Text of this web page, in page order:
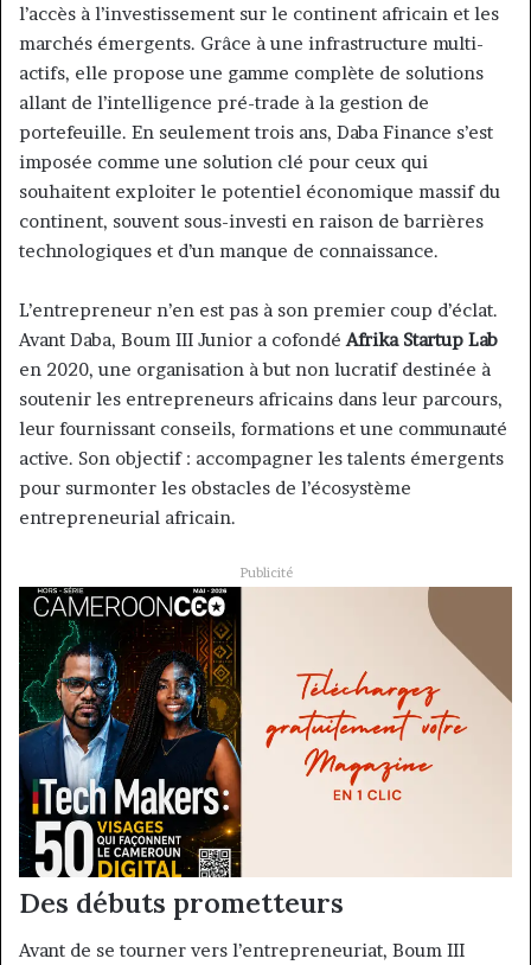
l’accès à l’investissement sur le continent africain et les
marchés émergents. Grâce à une infrastructure multi-
actifs, elle propose une gamme complète de solutions
allant de l’intelligence pré-trade à la gestion de
portefeuille. En seulement trois ans, Daba Finance s’est
imposée comme une solution clé pour ceux qui
souhaitent exploiter le potentiel économique massif du
continent, souvent sous-investi en raison de barrières
technologiques et d’un manque de connaissance.
L’entrepreneur n’en est pas à son premier coup d’éclat.
Avant Daba, Boum III Junior a cofondé Afrika Startup Lab
en 2020, une organisation à but non lucratif destinée à
soutenir les entrepreneurs africains dans leur parcours,
leur fournissant conseils, formations et une communauté
active. Son objectif : accompagner les talents émergents
pour surmonter les obstacles de l’écosystème
entrepreneurial africain.
Publicité
Des débuts prometteurs
Avant de se tourner vers l’entrepreneuriat, Boum III